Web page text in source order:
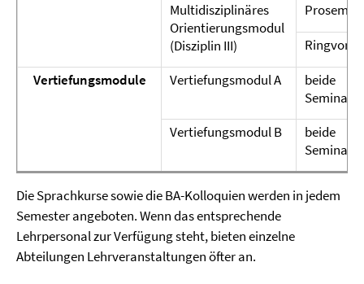
Multidisziplinäres
Orientierungsmodul
(Disziplin III)
Vertiefungsmodule
Vertiefungsmodul A
beide
Seminare
Vertiefungsmodul B
beide
Seminare
Die Sprachkurse sowie die BA-Kolloquien werden in jedem
Semester angeboten. Wenn das entsprechende
Lehrpersonal zur Verfügung steht, bieten einzelne
Abteilungen Lehrveranstaltungen öfter an.